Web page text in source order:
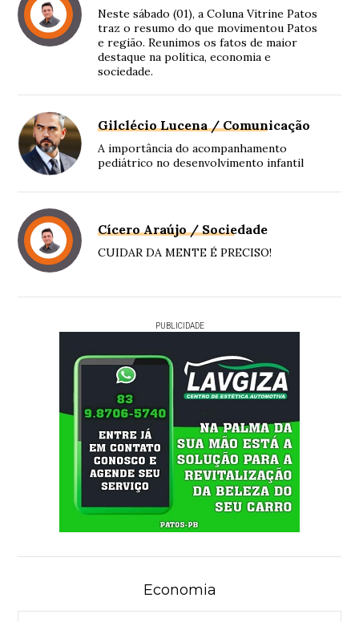
Neste sábado (01), a Coluna Vitrine Patos
traz o resumo do que movimentou Patos
e região. Reunimos os fatos de maior
destaque na política, economia e
sociedade.
Gilclécio Lucena / Comunicação
A importância do acompanhamento
pediátrico no desenvolvimento infantil
Cícero Araújo / Sociedade
CUIDAR DA MENTE É PRECISO!
PUBLICIDADE
Economia